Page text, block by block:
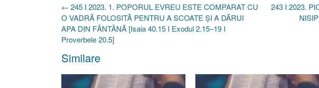
Post
navigation
243 I 2023.
← 245 I 2023. 1. POPORUL EVREU ESTE COMPARAT CU
O VADRĂ FOLOSITĂ PENTRU A SCOATE ȘI A DĂRUI
APA DIN FÂNTÂNĂ [Isaia 40.15 I Exodul 2.15–19 I
Proverbele 20.5]
Similare